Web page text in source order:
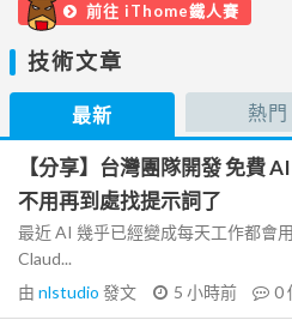
前往 iThome鐵人賽
技術文章
最新 熱門
【分享】台灣團隊開發 免費
不用再到處找提示詞了
最近 AI 幾乎已經變成每天工作都會
Claud...
由 nlstudio 發文 5 小時前 0